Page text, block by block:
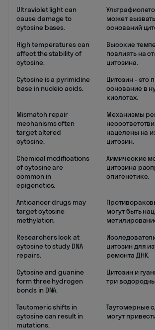
Ultraviolet light can
cause damage to
cytosine bases.
может
оснований
High temperatures can
affect the stability of
cytosine.
Высокие
повлиять на
цитозина.
Cytosine is a pyrimidine
base in nucleic acids.
Цитозин - это
основание в
кислотах.
Mismatch repair
mechanisms often
target altered
cytosine.
Механизмы
нацелены на
цитозин.
Chemical modifications
of cytosine are
common in
epigenetics.
Химические
цитозина
эпигенетике.
Anticancer drugs may
target cytosine
methylation.
могут быть
Researchers look at
cytosine to study DNA
repairs.
цитозин для
ремонта ДНК.
Cytosine and guanine
form three hydrogen
bonds in DNA.
Цитозин и
три
Tautomeric shifts in
cytosine can result in
mutations.
Таутомерные
могут